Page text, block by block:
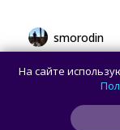
smorodin
В браузере
появилась
с кнопкой
На сайте